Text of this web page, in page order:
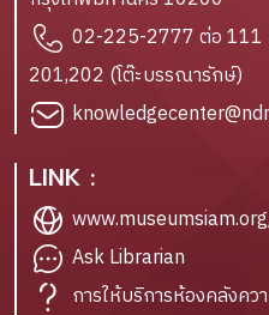
02-225-2777 ต่อ 111
201,202 (โต๊ะบรรณารักษ์)
LINK :
Ask Librarian
การให้บริการห้องคลังคว